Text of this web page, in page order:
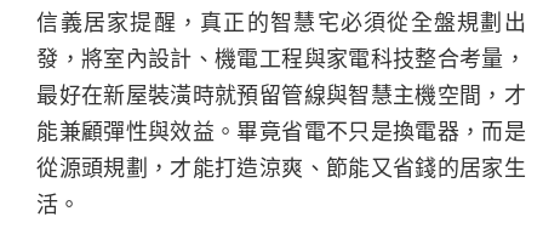
信義居家提醒，真正的智慧宅必須從全盤規劃出
發，將室內設計、機電工程與家電科技整合考量，
最好在新屋裝潢時就預留管線與智慧主機空間，才
能兼顧彈性與效益。畢竟省電不只是換電器，而是
從源頭規劃，才能打造涼爽、節能又省錢的居家生
活。